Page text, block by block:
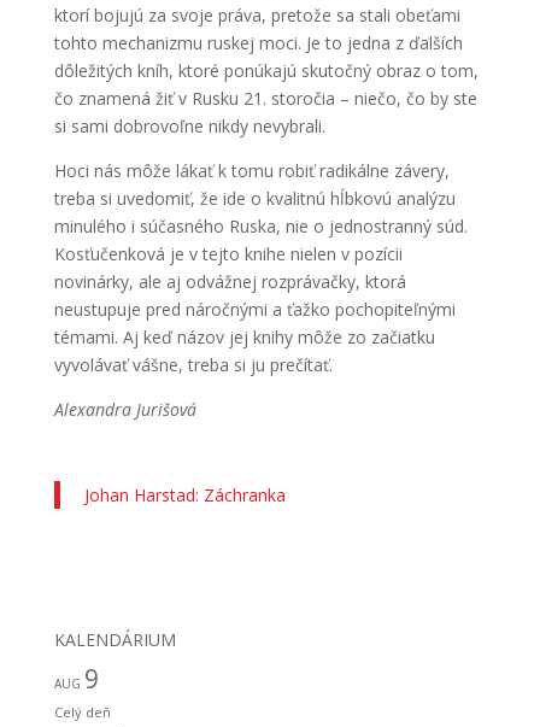
ktorí bojujú za svoje práva, pretože sa stali obeťami
tohto mechanizmu ruskej moci. Je to jedna z ďalších
dôležitých kníh, ktoré ponúkajú skutočný obraz o tom,
čo znamená žiť v Rusku 21. storočia – niečo, čo by ste
si sami dobrovoľne nikdy nevybrali.
Hoci nás môže lákať k tomu robiť radikálne závery,
treba si uvedomiť, že ide o kvalitnú hĺbkovú analýzu
minulého i súčasného Ruska, nie o jednostranný súd.
Kosťučenková je v tejto knihe nielen v pozícii
novinárky, ale aj odvážnej rozprávačky, ktorá
neustupuje pred náročnými a ťažko pochopiteľnými
témami. Aj keď názov jej knihy môže zo začiatku
vyvolávať vášne, treba si ju prečítať.
Alexandra Jurišová
Johan Harstad: Záchranka
KALENDÁRIUM
AUG 9
Celý deň